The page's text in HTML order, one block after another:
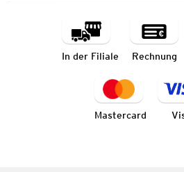
In der Filiale Rechnung
Mastercard